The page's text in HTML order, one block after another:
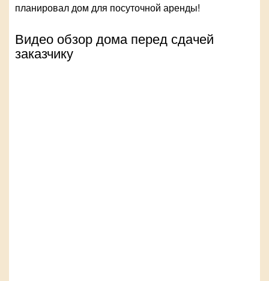
планировал дом для посуточной аренды!
Видео обзор дома перед сдачей
заказчику